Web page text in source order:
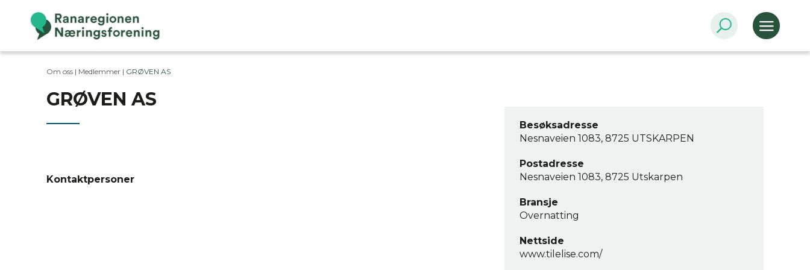
Om oss | Medlemmer | GRØVEN AS
GRØVEN AS
Kontaktpersoner
Besøksadresse
Nesnaveien 1083, 8725 UTSKARPEN
Postadresse
Nesnaveien 1083, 8725 Utskarpen
Bransje
Overnatting
Nettside
www.tilelise.com/